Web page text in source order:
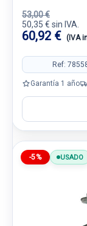
53,00 €
50,35 € sin IVA.
60,92 € (IVA
Ref:
Garantía 1 año
-5% USADO